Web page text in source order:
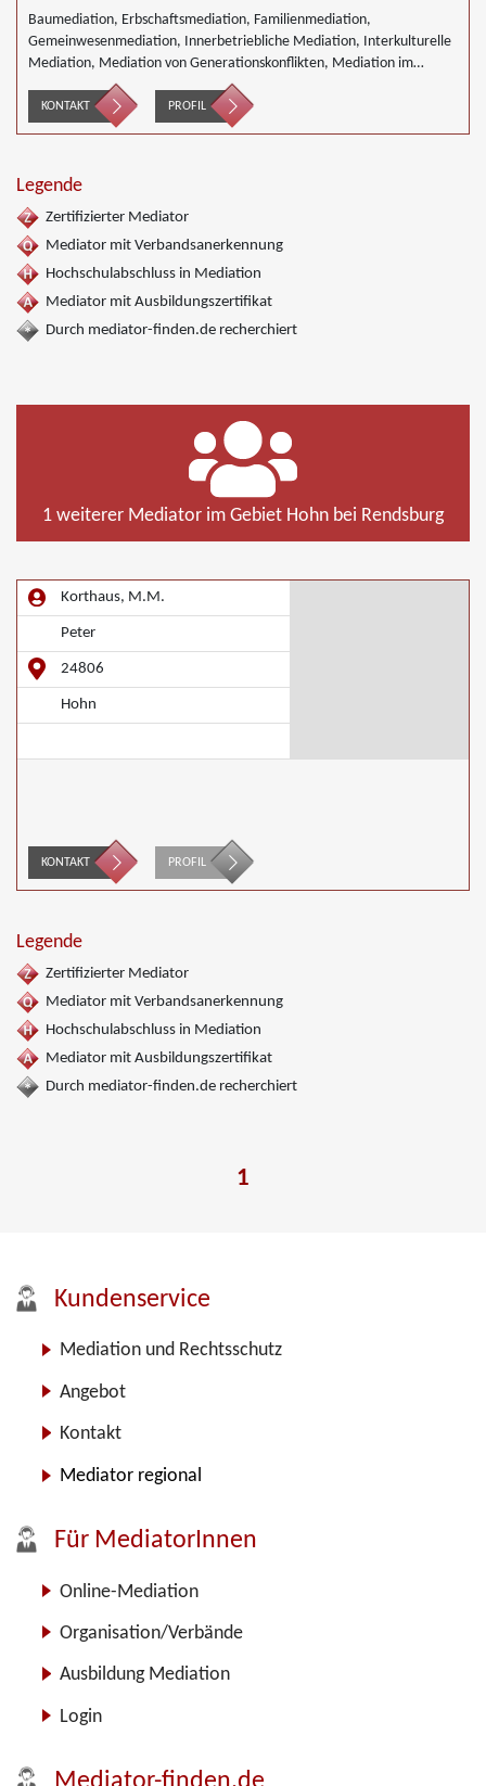
Baumediation, Erbschaftsmediation, Familienmediation,
Gemeinwesenmediation, Innerbetriebliche Mediation, Interkulturelle
Mediation, Mediation von Generationskonflikten, Mediation im
öffentlichen Bereich, Mediation bei Team- und Gruppenkonflikten,
Mediation von Unternehmensnachfolgen, Nachbarschaftsmediation,
Landwirtschaft Forstwirtschaft Agrar
KONTAKT PROFIL
Legende
Zertifizierter Mediator
Mediator mit Verbandsanerkennung
Hochschulabschluss in Mediation
Mediator mit Ausbildungszertifikat
Durch mediator-finden.de recherchiert
1 weiterer Mediator im Gebiet Hohn bei Rendsburg
Korthaus, M.M.
Peter
24806
Hohn
KONTAKT PROFIL
Legende
Zertifizierter Mediator
Mediator mit Verbandsanerkennung
Hochschulabschluss in Mediation
Mediator mit Ausbildungszertifikat
Durch mediator-finden.de recherchiert
1
Kundenservice
Mediation und Rechtsschutz
Angebot
Kontakt
Mediator regional
Für MediatorInnen
Online-Mediation
Organisation/Verbände
Ausbildung Mediation
Login